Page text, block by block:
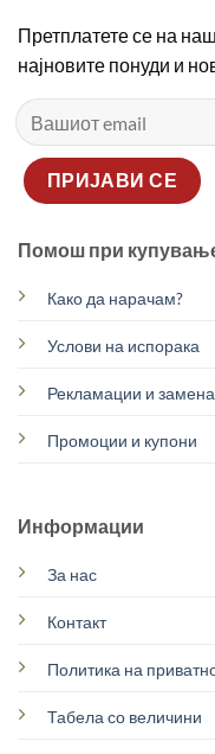
Претплатете се на
најновите понуди и
Помош при
Како да нарачам?
Услови на испорака
Рекламации и замена
Промоции и купони
Информации
За нас
Контакт
Политика на
Табела со величини